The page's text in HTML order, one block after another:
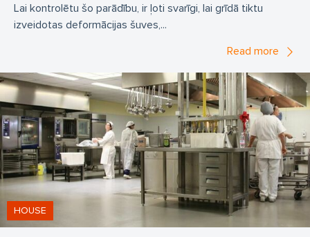
Lai kontrolētu šo parādību, ir ļoti svarīgi, lai grīdā tiktu
izveidotas deformācijas šuves,...
Read more
HOUSE